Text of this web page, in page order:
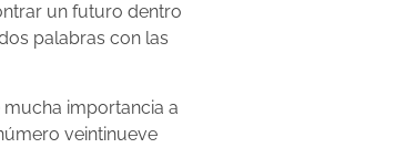
un futuro dentro
palabras con las
importancia a
veintinueve